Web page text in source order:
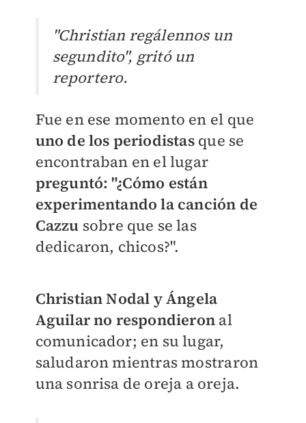
"Christian regálennos un
segundito", gritó un
reportero.
Fue en ese momento en el que
uno de los periodistasque se
encontraban en el lugar
preguntó: "¿Cómo están
experimentando la canción de
Cazzu sobre que se las
dedicaron, chicos?".
Christian Nodal y Ángela
Aguilar no respondieron al
comunicador; en su lugar,
saludaron mientras mostraron
una sonrisa de oreja a oreja.